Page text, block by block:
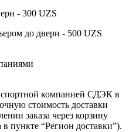
- 300 UZS
до двери - 500 UZS
компанией СДЭК в
стоимость доставки
заказа через корзину
пункте “Регион доставки”).